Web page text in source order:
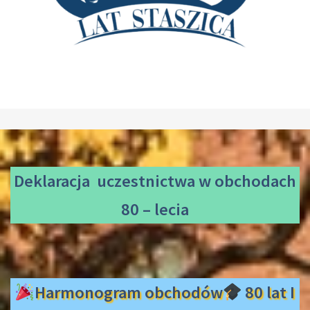
Deklaracja uczestnictwaw obchodach
80 – lecia
Harmonogram obchodów 80 lat I